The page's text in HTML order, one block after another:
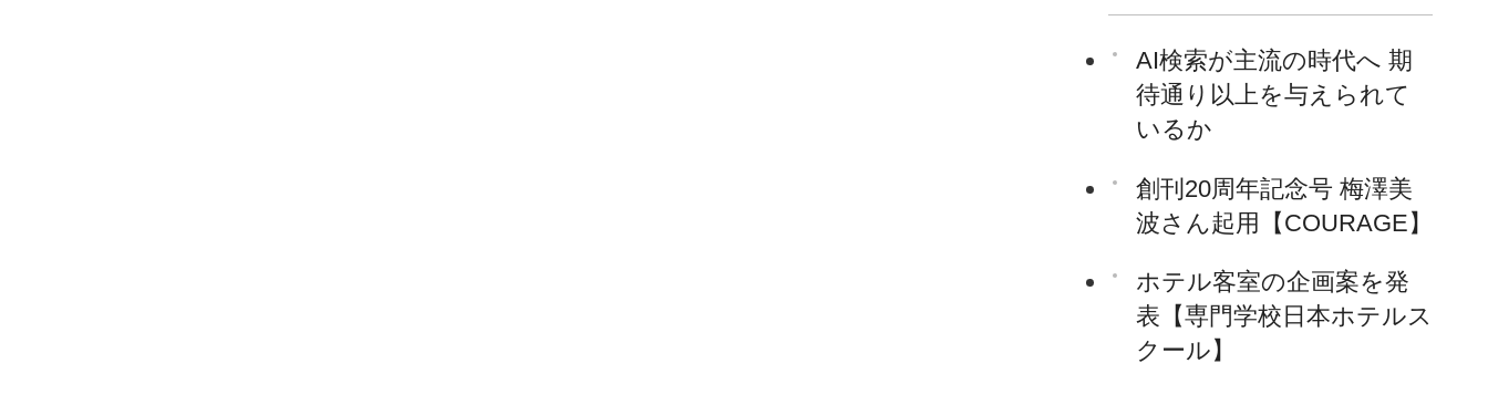
AI検索が主流の時代へ 期
待通り以上を与えられて
いるか
創刊20周年記念号 梅澤美
波さん起用【COURAGE】
ホテル客室の企画案を発
表【専門学校日本ホテルス
クール】